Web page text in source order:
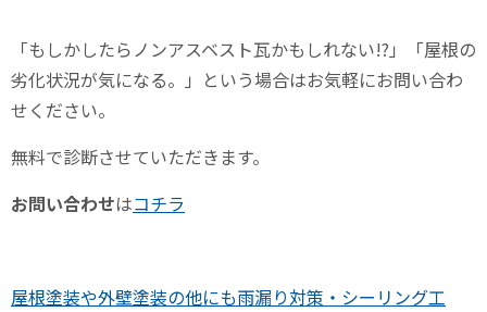
「もしかしたらノンアスベスト瓦かもしれない!?」「屋根の
劣化状況が気になる。」という場合はお気軽にお問い合わ
せください。
無料で診断させていただきます。
お問い合わせはコチラ
屋根塗装や外壁塗装の他にも雨漏り対策・シーリング工